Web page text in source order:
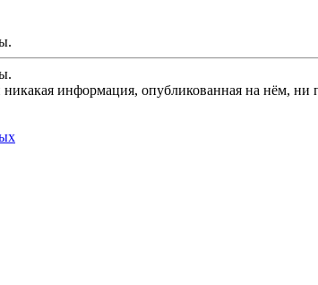
информация, опубликованная на нём,